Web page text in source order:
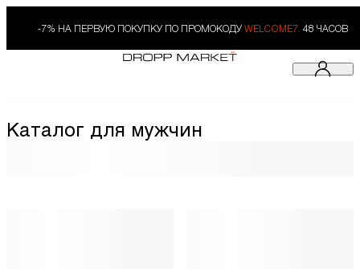
-7% НА ПЕРВУЮ ПОКУПКУ ПО ПРОМОКОДУ WELCOME7. 48 ЧАСОВ
Каталог для мужчин